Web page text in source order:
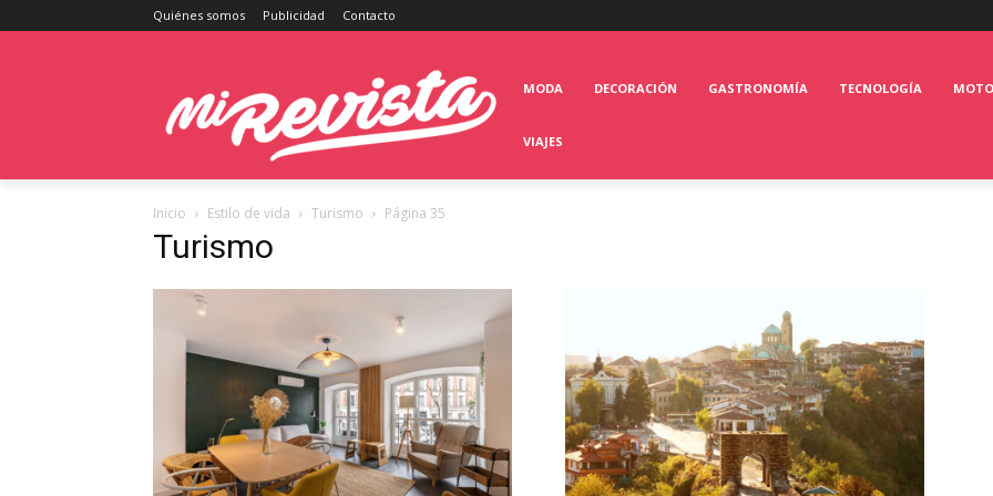
Quiénes somos Publicidad Contacto
MODA DECORACIÓN GASTRONOMÍA TECNOLOGÍA
VIAJES
Inicio Estilo de vida Turismo Página 35
Turismo